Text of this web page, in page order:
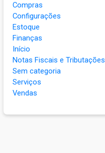
Compras
Configurações
Estoque
Finanças
Início
Notas Fiscais e Tributações
Sem categoria
Serviços
Vendas